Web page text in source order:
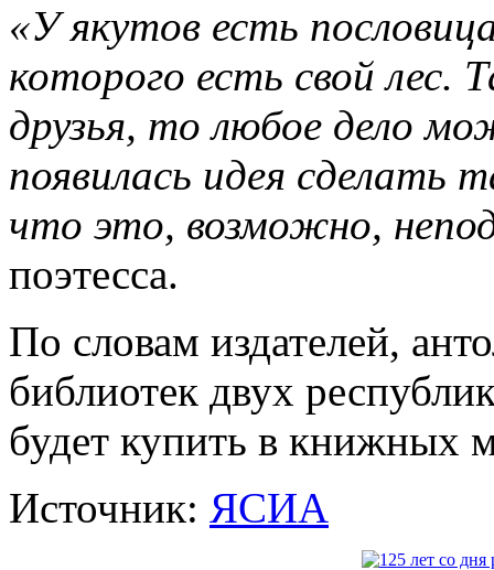
«У якутов есть
которого есть свой лес.
друзья, то любое дело
появилась идея сделать
что это, возможно,
поэтесса.
По словам издателей,
библиотек двух
будет купить в книжных
Источник: ЯСИА